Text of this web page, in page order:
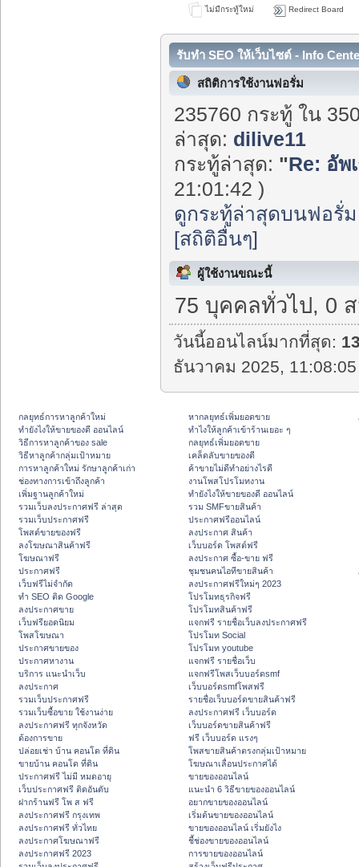
ไม่มีกระทู้ใหม่ Redirect Board
รับทำ SEO ให้เว็บไซต์ - Info
สถิติการใช้งานฟอรั่ม
235760 กระทู้ ใน
ล่าสุด: dilive11
กระทู้ล่าสุด: "Re: อัพ
21:01:42 )
ดูกระทู้ล่าสุดบนฟอรั่ม
[สถิติอื่นๆ]
ผู้ใช้งานขณะนี้
75 บุคคลทั่วไป, 0
วันนี้ออนไลน์มากที่สุด:
ธันวาคม 2025,
กลยุทธ์การหาลูกค้าใหม่
ทํายังไงให้ขายของดี ออนไลน์
วิธีการหาลูกค้าของ sale
วิธีหาลูกค้ากลุ่มเป้าหมาย
การหาลูกค้าใหม่ รักษาลูกค้าเก่า
ช่องทางการเข้าถึงลูกค้า
เพิ่มฐานลูกค้าใหม่
รวมเว็บลงประกาศฟรี ล่าสุด
รวมเว็บประกาศฟรี
โพสต์ขายของฟรี
ลงโฆษณาสินค้าฟรี
โฆษณาฟรี
ประกาศฟรี
เว็บฟรีไม่จำกัด
ทำ SEO ติด Google
ลงประกาศขาย
เว็บฟรียอดนิยม
โพสโฆษณา
ประกาศขายของ
ประกาศหางาน
บริการ แนะนำเว็บ
ลงประกาศ
รวมเว็บประกาศฟรี
รวมเว็บซื้อขาย ใช้งานง่าย
ลงประกาศฟรี ทุกจังหวัด
ต้องการขาย
ปล่อยเช่า บ้าน คอนโด ที่ดิน
ขายบ้าน คอนโด ที่ดิน
ประกาศฟรี ไม่มี หมดอายุ
เว็บประกาศฟรี ติดอันดับ
ฝากร้านฟรี โพ ส ฟรี
ลงประกาศฟรี กรุงเทพ
ลงประกาศฟรี ทั่วไทย
ลงประกาศโฆษณาฟรี
ลงประกาศฟรี 2023
หากลยุทธ์เพิ่มยอดขาย
ทําไงให้ลูกค้าเข้าร้านเยอะ ๆ
กลยุทธ์เพิ่มยอดขาย
เคล็ดลับขายของดี
ค้าขายไม่ดีทำอย่างไรดี
งานโพสโปรโมทงาน
ทํายังไงให้ขายของดี ออนไลน์
รวม SMFขายสินค้า
ประกาศฟรีออนไลน์
ลงประกาศ สินค้า
เว็บบอร์ด โพสต์ฟรี
ลงประกาศ ซื้อ-ขาย ฟรี
ชุมชนคนไอทีขายสินค้า
ลงประกาศฟรีใหม่ๆ 2023
โปรโมทธุรกิจฟรี
โปรโมทสินค้าฟรี
แจกฟรี รายชื่อเว็บลงประกาศฟรี
โปรโมท Social
โปรโมท youtube
แจกฟรี รายชื่อเว็บ
แจกฟรีโพสเว็บบอร์ดsmf
เว็บบอร์ดsmfโพสฟรี
รายชื่อเว็บบอร์ดขายสินค้าฟรี
ลงประกาศฟรี เว็บบอร์ด
เว็บบอร์ดขายสินค้าฟรี
ฟรี เว็บบอร์ด แรงๆ
โพสขายสินค้าตรงกลุ่มเป้าหมาย
โฆษณาเลื่อนประกาศได้
ขายของออนไลน์
แนะนำ 6 วิธีขายของออนไลน์
อยากขายของออนไลน์
เริ่มต้นขายของออนไลน์
ขายของออนไลน์ เริ่มยังไง
ชี้ช่องขายของออนไลน์
การขายของออนไลน์